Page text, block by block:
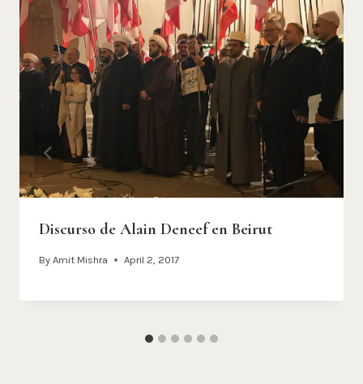
Discurso de Alain Deneef en Beirut
By Amit Mishra April 2, 2017